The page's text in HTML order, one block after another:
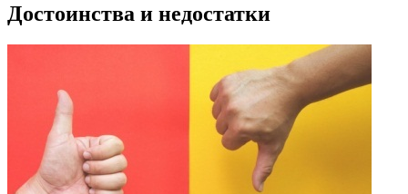
Достоинства и недостатки